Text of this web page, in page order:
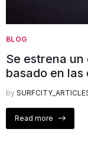
BLOG
Se estrena un
basado en las
by
Read more